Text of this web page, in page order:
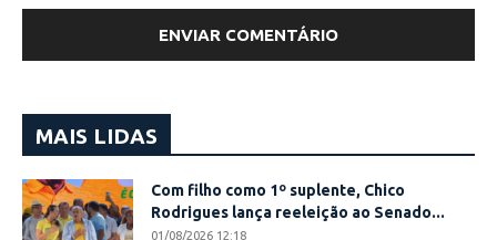
MAIS LIDAS
Com filho como 1º suplente, Chico
Rodrigues lança reeleição ao Senado...
01/08/2026 12:18